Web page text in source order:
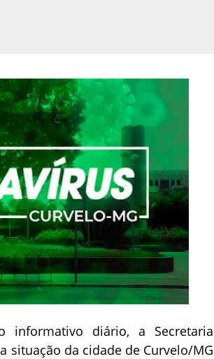
informativo diário, a Secretaria
situação da cidade de Curvelo/MG